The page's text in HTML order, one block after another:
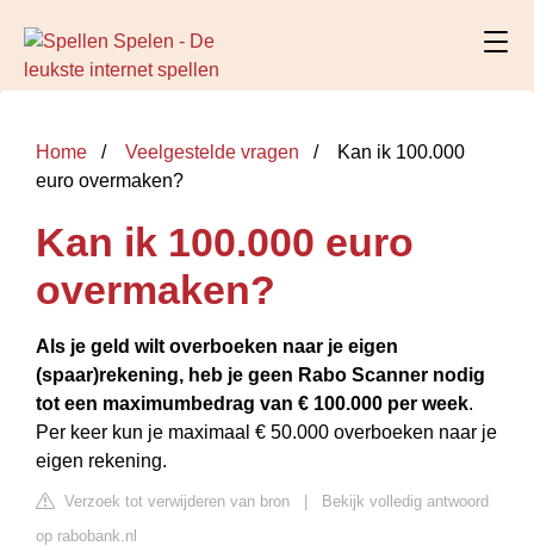
Home Veelgestelde vragen
Kan ik 100.000
euro overmaken?
Kan ik 100.000 euro
overmaken?
Als je geld wilt overboeken naar je eigen
(spaar)rekening, heb je geen Rabo Scanner nodig
tot een maximumbedrag van € 100.000 per week.
Per keer kun je maximaal € 50.000 overboeken naar je
eigen rekening.
Verzoek tot verwijderen van bron
Bekijk volledig antwoord
op rabobank.nl